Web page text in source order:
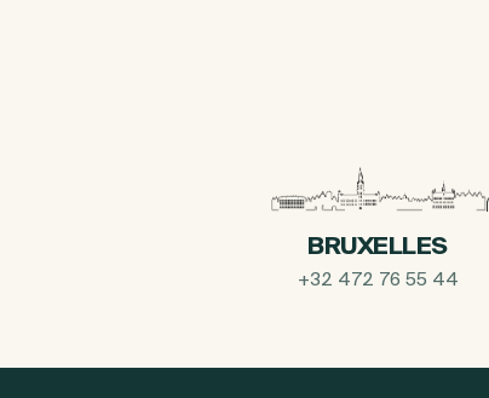
BRUXELLES
+32 472 76 55 44